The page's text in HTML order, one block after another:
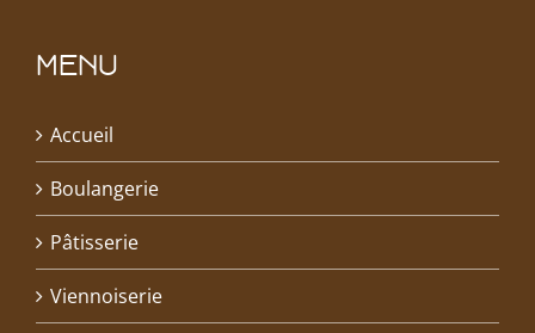
MENU
Accueil
Boulangerie
Pâtisserie
Viennoiserie